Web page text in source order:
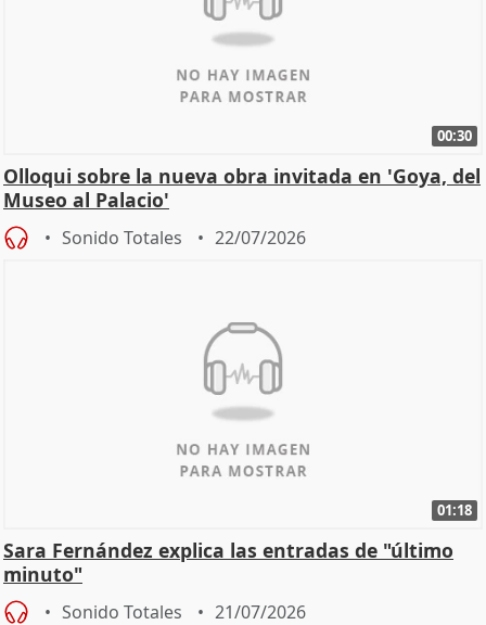
00:30
Olloqui sobre la nueva obra invitada en 'Goya, del
Museo al Palacio'
Sonido Totales 22/07/2026
01:18
Sara Fernández explica las entradas de "último
minuto"
Sonido Totales 21/07/2026